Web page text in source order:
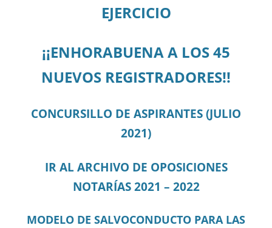
EJERCICIO
¡¡ENHORABUENA A LOS 45
NUEVOS REGISTRADORES!!
CONCURSILLO DE ASPIRANTES (JULIO
2021)
IR AL ARCHIVO DE OPOSICIONES
NOTARÍAS 2021 – 2022
MODELO DE SALVOCONDUCTO PARA LAS